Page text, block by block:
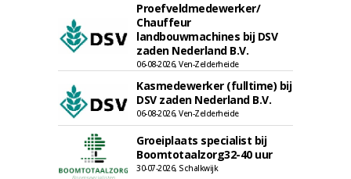
Proefveldmedewerker/
Chauffeur
landbouwmachines bij DSV
zaden Nederland B.V.
06-08-2026, Ven-Zelderheide
Kasmedewerker (fulltime) bij
DSV zaden Nederland B.V.
06-08-2026, Ven-Zelderheide
Groeiplaats specialist bij
Boomtotaalzorg32-40 uur
30-07-2026, Schalkwijk